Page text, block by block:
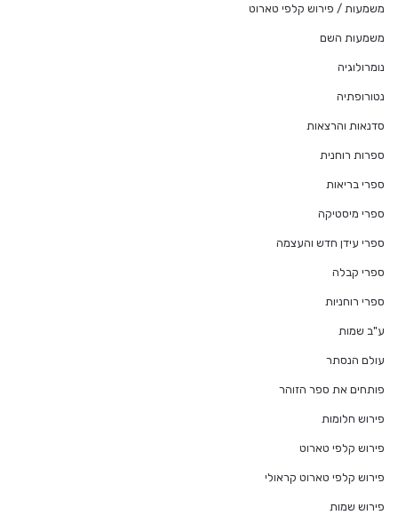
משמעות / פירוש קלפי טארוט
משמעות השם
נומרולוגיה
נטורופתיה
סדנאות והרצאות
ספרות רוחנית
ספרי בריאות
ספרי מיסטיקה
ספרי עידן חדש והעצמה
ספרי קבלה
ספרי רוחניות
ע"ב שמות
עולם הנסתר
פותחים את ספר הזוהר
פירוש חלומות
פירוש קלפי טארוט
פירוש קלפי טארוט קראולי
פירוש שמות